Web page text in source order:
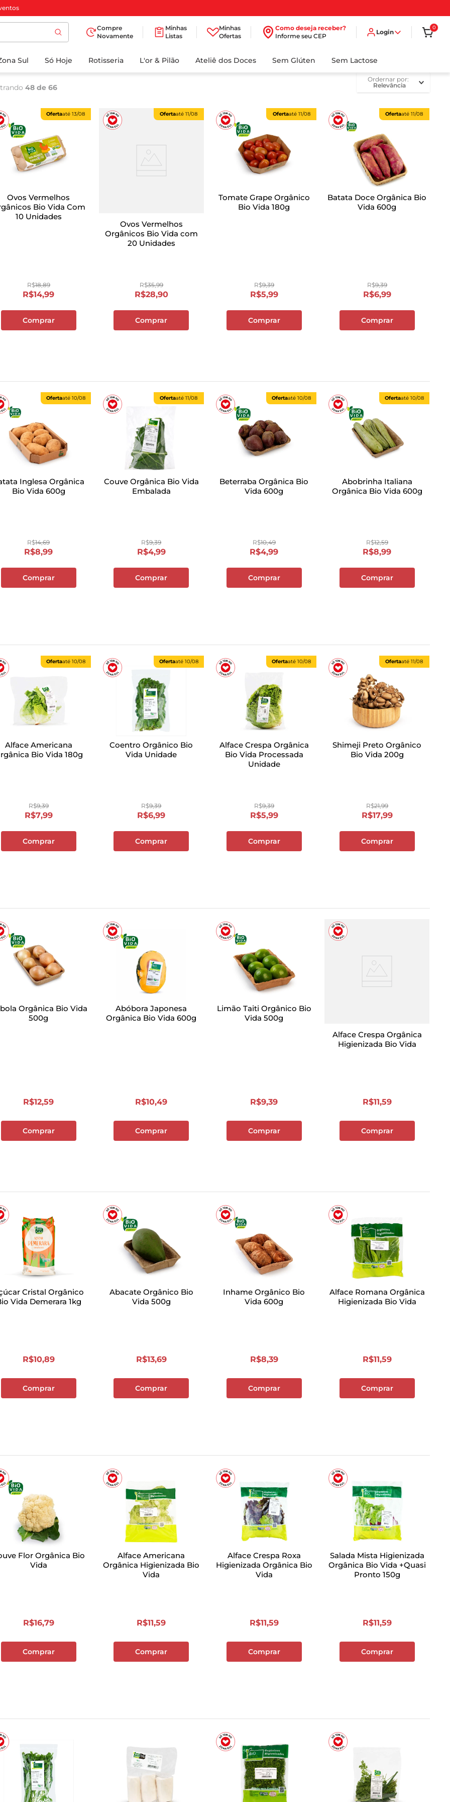
Compre
Novamente
Minhas
Listas
Minhas
Ofertas
Como deseja receber?
Informe seu CEP
Login
0
Sul Só Hoje Rotisseria L'or & Pilão Ateliê dos Doces Sem Glúten Sem Lactose
48 de 66
ordernar por
Relevância
Ofertaaté13/08
Ovos Vermelhos
Bio Vida Com
10 Unidades
R$18,89
R$14,99
Comprar
Ofertaaté11/08
Ovos Vermelhos
Orgânicos Bio Vida com
20 Unidades
R$35,99
R$28,90
Comprar
Ofertaaté 11/08
Tomate Grape Orgânico
Bio Vida 180g
R$9,39
R$5,99
Comprar
Ofertaaté11/08
Batata Doce Orgânica Bio
Vida 600g
R$9,39
R$6,99
Comprar
Ofertaaté 10/08
Inglesa Orgânica
Bio Vida 600g
R$14,69
R$8,99
Comprar
Ofertaaté11/08
Couve Orgânica Bio Vida
Embalada
R$9,39
R$4,99
Comprar
Ofertaaté10/08
Beterraba Orgânica Bio
Vida 600g
R$10,49
R$4,99
Comprar
Ofertaaté 10/08
Abobrinha Italiana
Orgânica Bio Vida 600g
R$12,59
R$8,99
Comprar
Ofertaaté 10/08
Alface Americana
Bio Vida 180g
R$9,39
R$7,99
Comprar
Ofertaaté 10/08
Coentro Orgânico Bio
Vida Unidade
R$9,39
R$6,99
Comprar
Ofertaaté10/08
Alface Crespa Orgânica
Bio Vida Processada
Unidade
R$9,39
R$5,99
Comprar
Ofertaaté11/08
Shimeji Preto Orgânico
Bio Vida 200g
R$21,99
R$17,99
Comprar
Orgânica Bio Vida
500g
R$12,59
Comprar
Abóbora Japonesa
Orgânica Bio Vida 600g
R$10,49
Comprar
Limão Taiti Orgânico Bio
Vida 500g
R$9,39
Comprar
Alface Crespa Orgânica
Higienizada Bio Vida
R$11,59
Comprar
Cristal Orgânico
Vida Demerara 1kg
R$10,89
Comprar
Abacate Orgânico Bio
Vida 500g
R$13,69
Comprar
Inhame Orgânico Bio
Vida 600g
R$8,39
Comprar
Alface Romana Orgânica
Higienizada Bio Vida
R$11,59
Comprar
Flor Orgânica Bio
Vida
R$16,79
Comprar
Alface Americana
Orgânica Higienizada Bio
Vida
R$11,59
Comprar
Alface Crespa Roxa
Higienizada Orgânica Bio
Vida
R$11,59
Comprar
Salada Mista Higienizada
Orgânica Bio Vida +Quasi
Pronto 150g
R$11,59
Comprar
BUSCADOS
3º
manteiga
iogurte
papel toalha